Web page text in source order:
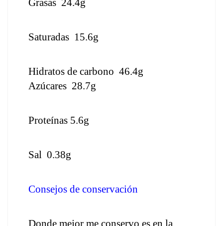
Grasas  24.4g
Saturadas  15.6g
Hidratos de carbono  46.4g
Azúcares  28.7g
Proteínas 5.6g
Sal  0.38g
Consejos de conservación
Donde mejor me conservo es en la